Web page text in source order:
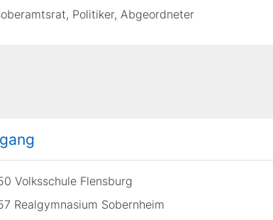
Politiker, Abgeordneter
Volksschule Flensburg
Realgymnasium Sobernheim